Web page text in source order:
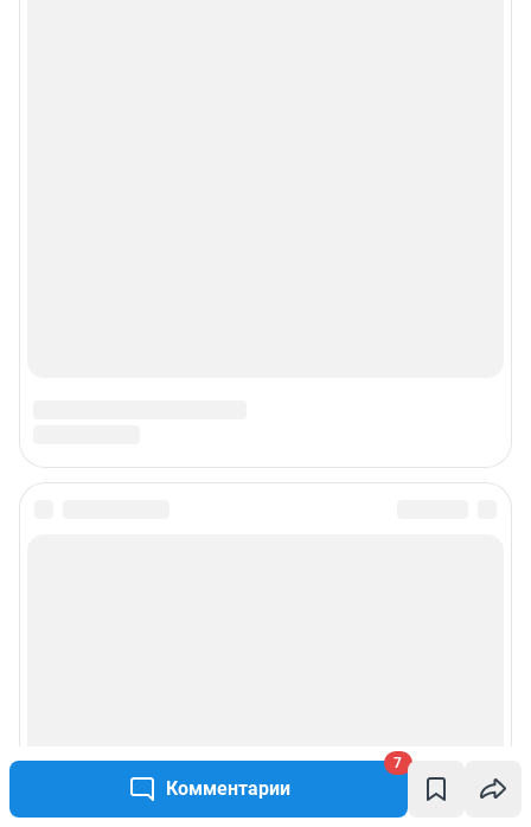
Комментарии
7